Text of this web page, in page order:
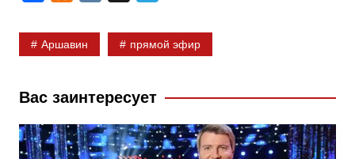
c
e
o
o
k
n
o
l
a
s
l
e
a
m
Аршавин прямой эфир
Вас заинтересует